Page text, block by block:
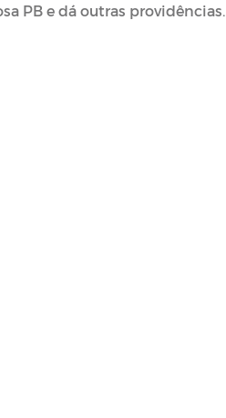
PB e dá outras providências.